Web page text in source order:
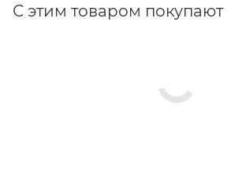
С этим товаром покупают